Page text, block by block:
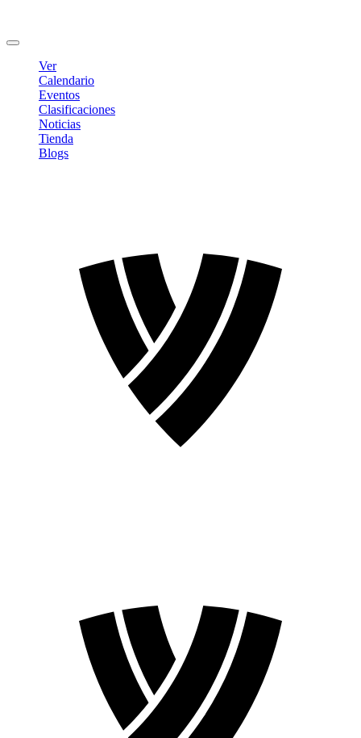
Ver
Calendario
Eventos
Clasificaciones
Noticias
Tienda
Blogs